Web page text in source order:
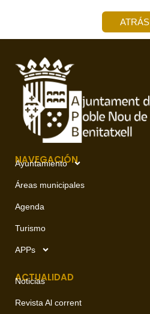
ATRÁS
NAVEGACIÓN
Ayuntamiento
Áreas municipales
Agenda
Turismo
APPs
ACTUALIDAD
Noticias
Revista Al corrent